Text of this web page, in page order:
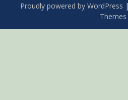
Proudly powered by WordPress |
Themes